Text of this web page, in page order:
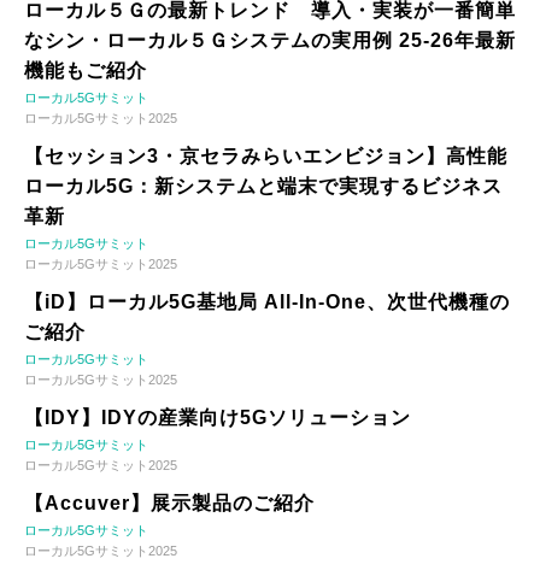
ローカル５Ｇの最新トレンド 導入・実装が一番簡単
なシン・ローカル５Ｇシステムの実用例 25-26年最新
機能もご紹介
ローカル5Gサミット
ローカル5Gサミット2025
【セッション3・京セラみらいエンビジョン】高性能
ローカル5G：新システムと端末で実現するビジネス
革新
ローカル5Gサミット
ローカル5Gサミット2025
【iD】ローカル5G基地局 All-In-One、次世代機種の
ご紹介
ローカル5Gサミット
ローカル5Gサミット2025
【IDY】IDYの産業向け5Gソリューション
ローカル5Gサミット
ローカル5Gサミット2025
【Accuver】展示製品のご紹介
ローカル5Gサミット
ローカル5Gサミット2025